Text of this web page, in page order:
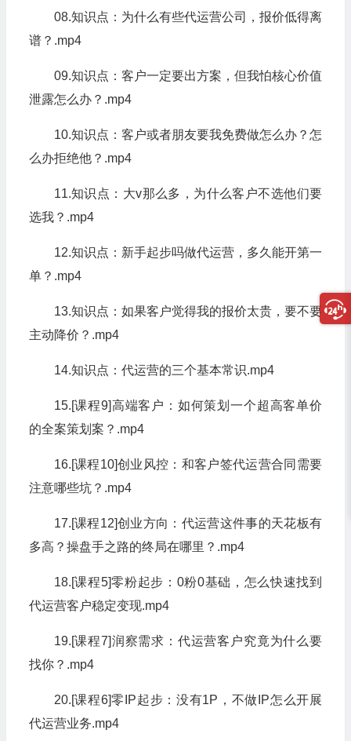
08.知识点：为什么有些代运营公司，报价低得离
谱？.mp4
09.知识点：客户一定要出方案，但我怕核心价值
泄露怎么办？.mp4
10.知识点：客户或者朋友要我免费做怎么办？怎
么办拒绝他？.mp4
11.知识点：大v那么多，为什么客户不选他们要
选我？.mp4
12.知识点：新手起步吗做代运营，多久能开第一
单？.mp4
13.知识点：如果客户觉得我的报价太贵，要不要
主动降价？.mp4
14.知识点：代运营的三个基本常识.mp4
15.[课程9]高端客户：如何策划一个超高客单价
的全案策划案？.mp4
16.[课程10]创业风控：和客户签代运营合同需要
注意哪些坑？.mp4
17.[课程12]创业方向：代运营这件事的天花板有
多高？操盘手之路的终局在哪里？.mp4
18.[课程5]零粉起步：0粉0基础，怎么快速找到
代运营客户稳定变现.mp4
19.[课程7]润察需求：代运营客户究竟为什么要
找你？.mp4
20.[课程6]零IP起步：没有1P，不做IP怎么开展
代运营业务.mp4